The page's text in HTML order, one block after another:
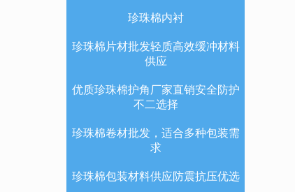
珍珠棉内衬
珍珠棉片材批发轻质高效缓冲材料
供应
优质珍珠棉护角厂家直销安全防护
不二选择
珍珠棉卷材批发，适合多种包装需
求
珍珠棉包装材料供应防震抗压优选